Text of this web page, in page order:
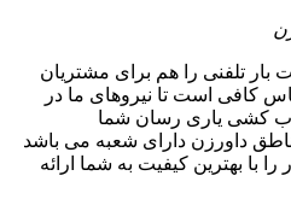
بار تلفنی را هم برای مشتریان
کافی است تا نیروهای ما در
کشی یاری رسان شما
داورزن دارای شعبه می باشد
با بهترین کیفیت به شما ارائه